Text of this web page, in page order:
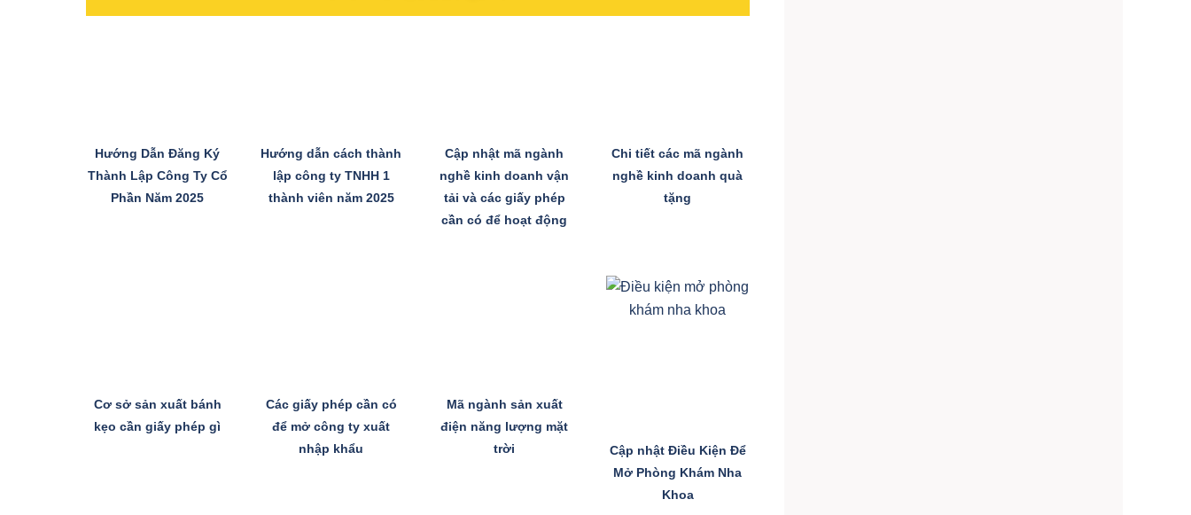
Hướng Dẫn Đăng Ký
Thành Lập Công Ty Cổ
Phần Năm 2025
Hướng dẫn cách thành
lập công ty TNHH 1
thành viên năm 2025
Cập nhật mã ngành
nghề kinh doanh vận
tải và các giấy phép
cần có để hoạt động
Chi tiết các mã ngành
nghề kinh doanh quà
tặng
Cơ sở sản xuất bánh
kẹo cần giấy phép gì
Các giấy phép cần có
để mở công ty xuất
nhập khẩu
Mã ngành sản xuất
điện năng lượng mặt
trời
Cập nhật Điều Kiện Để
Mở Phòng Khám Nha
Khoa